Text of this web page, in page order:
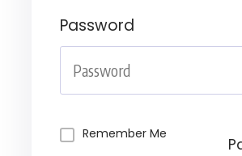
Password
Remember Me